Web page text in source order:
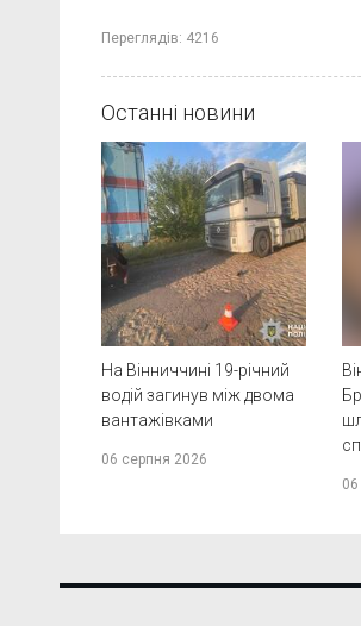
Переглядів: 4216
Останні новини
На Вінниччині 19-річний
водій загинув між двома
вантажівками
06 серпня 2026